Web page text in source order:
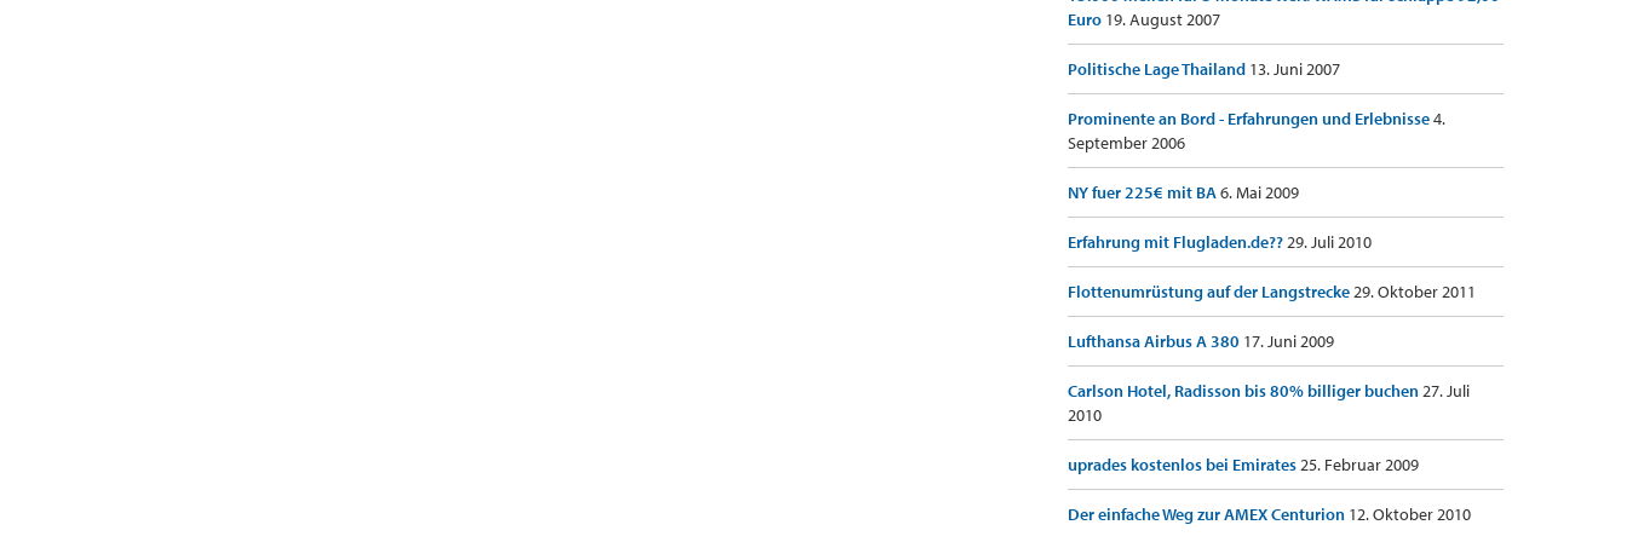
Euro 19. August 2007
Politische Lage Thailand 13. Juni 2007
Prominente an Bord - Erfahrungen und Erlebnisse4.
September 2006
NY fuer 225€ mit BA6. Mai 2009
Erfahrung mit Flugladen.de??29. Juli 2010
Flottenumrüstung auf der Langstrecke29. Oktober 2011
Lufthansa Airbus A 380 17. Juni 2009
Carlson Hotel, Radisson bis 80% billiger buchen27. Juli
2010
uprades kostenlos bei Emirates25. Februar 2009
Der einfache Weg zur AMEX Centurion 12. Oktober 2010